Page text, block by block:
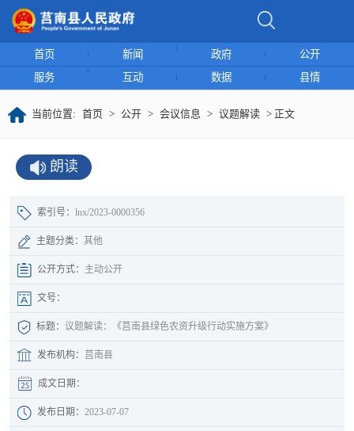
首页 新闻 政府
公开
服务
互动 数据 县情
当前位置: 首页 > 公开 > 会议信息 > 议题解读 > 正文
朗读
索引号： lnx/2023-0000356
主题分类： 其他
公开方式： 主动公开
文号：
标题： 议题解读：《莒南县绿色农资升级行动实施方案》
发布机构： 莒南县
成文日期：
发布日期： 2023-07-07